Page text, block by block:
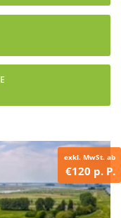
exkl. MwSt. ab
€120 p. P.